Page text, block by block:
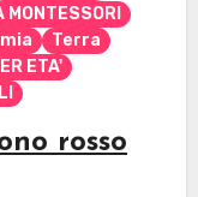
Terra
ETA'
rosso